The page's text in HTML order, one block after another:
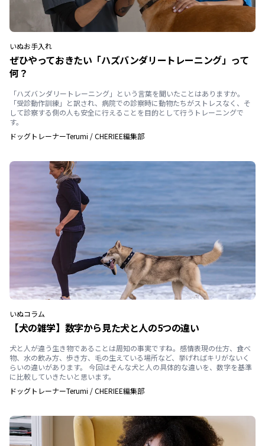
いぬお手入れ
ぜひやっておきたい「ハズバンダリートレーニング」って
何？
「ハズバンダリートレーニング」という言葉を聞いたことはありますか。
「受診動作訓練」と訳され、病院での診察時に動物たちがストレスなく、そ
して診察する側の人も安全に行えることを目的として行うトレーニングで
す。
ドッグトレーナーTerumi /CHERIEE編集部
いぬコラム
【犬の雑学】数字から見た犬と人の5つの違い
犬と人が違う生き物であることは周知の事実ですね。感情表現の仕方、食べ
物、水の飲み方、歩き方、毛の生えている場所など、挙げればキリがないく
らいの違いがあります。 今回はそんな犬と人の具体的な違いを、数字を基準
に比較していきたいと思います。
ドッグトレーナーTerumi /CHERIEE編集部